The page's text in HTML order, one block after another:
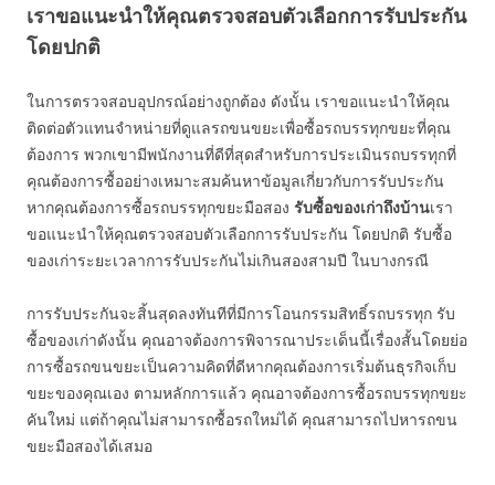
เราขอแนะนำให้คุณตรวจสอบตัวเลือกการรับประกัน
โดยปกติ
ในการตรวจสอบอุปกรณ์อย่างถูกต้อง ดังนั้น เราขอแนะนำให้คุณ
ติดต่อตัวแทนจำหน่ายที่ดูแลรถขนขยะเพื่อซื้อรถบรรทุกขยะที่คุณ
ต้องการ พวกเขามีพนักงานที่ดีที่สุดสำหรับการประเมินรถบรรทุกที่
คุณต้องการซื้ออย่างเหมาะสมค้นหาข้อมูลเกี่ยวกับการรับประกัน
หากคุณต้องการซื้อรถบรรทุกขยะมือสอง รับซื้อของเก่าถึงบ้านเรา
ขอแนะนำให้คุณตรวจสอบตัวเลือกการรับประกัน โดยปกติ รับซื้อ
ของเก่าระยะเวลาการรับประกันไม่เกินสองสามปี ในบางกรณี
การรับประกันจะสิ้นสุดลงทันทีที่มีการโอนกรรมสิทธิ์รถบรรทุก รับ
ซื้อของเก่าดังนั้น คุณอาจต้องการพิจารณาประเด็นนี้เรื่องสั้นโดยย่อ
การซื้อรถขนขยะเป็นความคิดที่ดีหากคุณต้องการเริ่มต้นธุรกิจเก็บ
ขยะของคุณเอง ตามหลักการแล้ว คุณอาจต้องการซื้อรถบรรทุกขยะ
คันใหม่ แต่ถ้าคุณไม่สามารถซื้อรถใหม่ได้ คุณสามารถไปหารถขน
ขยะมือสองได้เสมอ